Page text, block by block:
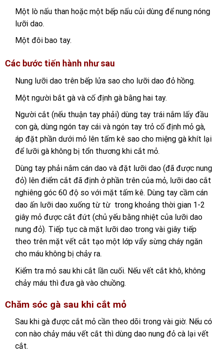
Một lò nấu than hoặc một bếp nấu củi dùng để nung nóng
lưỡi dao.
Một đôi bao tay.
Các bước tiến hành như sau
Nung lưỡi dao trên bếp lửa sao cho lưỡi dao đỏ hồng.
Một người bắt gà và cố định gà bằng hai tay.
Người cắt (nếu thuận tay phải) dùng tay trái nắm lấy đầu
con gà, dùng ngón tay cái và ngón tay trỏ cố định mỏ gà,
áp đặt phần dưới mỏ lên tấm kê sao cho miệng gà khít lại
để lưỡi gà không bị tổn thương khi cắt mỏ.
Dùng tay phải nắm cán dao và đặt lưỡi dao (đã được nung
đỏ) lên điểm cắt đã định ở phần trên của mỏ, lưỡi dao cắt
nghiêng góc 60 độ so với mặt tấm kê. Dùng tay cầm cán
dao ấn lưỡi dao xuống từ từ trong khoảng thời gian 1-2
giây mỏ được cắt đứt (chủ yếu bằng nhiệt của lưỡi dao
nung đỏ). Tiếp tục cà mặt lưỡi dao trong vài giây tiếp
theo trên mặt vết cắt tạo một lớp vẩy sừng cháy ngăn
cho máu không bị chảy ra.
Kiểm tra mỏ sau khi cắt lần cuối. Nếu vết cắt khô, không
chảy máu thì đưa gà vào chuồng.
Chăm sóc gà sau khi cắt mỏ
Sau khi gà được cắt mỏ cần theo dõi trong vài giờ. Nếu có
con nào chảy máu vết cắt thì dùng dao nung đỏ cà lại vết
cắt.